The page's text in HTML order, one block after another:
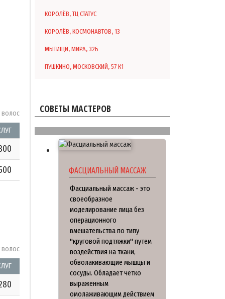
волос
волос
КОРОЛЁВ, ТЦ СТАТУС
КОРОЛЁВ, КОСМОНАВТОВ, 13
МЫТИЩИ, МИРА, 32Б
ПУШКИНО, МОСКОВСКИЙ, 57 К1
СОВЕТЫ МАСТЕРОВ
ФАСЦИАЛЬНЫЙ МАССАЖ
Фасциальный массаж - это
своеобразное
моделирование лица без
операционного
вмешательства по типу
"круговой подтяжки" путем
воздействия на ткани,
обволакивающие мышцы и
сосуды. Обладает четко
выраженным
омолаживающим действием